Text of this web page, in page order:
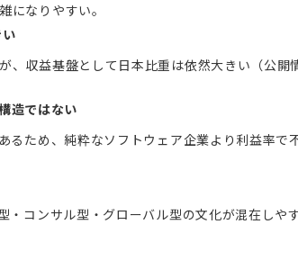
になりやすい。
、収益基盤として日本比重は依然大きい（公開
造ではない
るため、純粋なソフトウェア企業より利益率で
・コンサル型・グローバル型の文化が混在しやす